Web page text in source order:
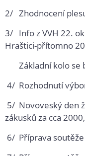
2/ Zhodnocení
3/ Info z VVH 22.
Hraštici-přítomno
Základní kolo se
4/ Rozhodnutí
5/ Novoveský den
zákusků za cca
6/ Příprava soutěže